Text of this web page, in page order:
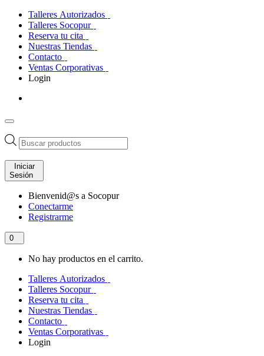
Talleres Autorizados
Talleres Socopur
Reserva tu cita
Nuestras Tiendas
Contacto
Ventas Corporativas
Login
Búsqueda
de
productos
Iniciar
Sesión
Bienvenid@s a Socopur
Conectarme
Registrarme
0
No hay productos en el carrito.
Talleres Autorizados
Talleres Socopur
Reserva tu cita
Nuestras Tiendas
Contacto
Ventas Corporativas
Login